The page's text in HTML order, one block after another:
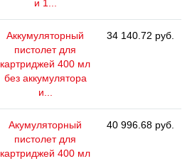
и 1...
Аккумуляторный
пистолет для
картриджей 400 мл
без аккумулятора
и...
34 140.72 руб.
Акумуляторный
пистолет для
картриджей 400 мл
40 996.68 руб.